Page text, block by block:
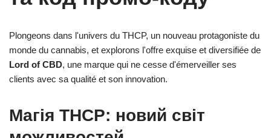
Plongeons dans l'univers du THCP, un nouveau protagoniste du
monde du cannabis, et explorons l'offre exquise et diversifiée de
Lord of CBD, une marque qui ne cesse d'émerveiller ses
clients avec sa qualité et son innovation.
Магія THCP: новий світ